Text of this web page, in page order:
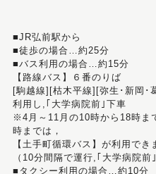
■JR弘前駅から
■徒歩の場合…約25分
■バス利用の場合…約15分
【路線バス】６番のりば
[駒越線][枯木平線][弥生･新岡･
利用し,｢大学病院前｣下車
※4月～11月の10時から18時ま
時までは，
【土手町循環バス】が利用でき
（10分間隔で運行,｢大学病院前｣
■タクシー利用の場合…約10分